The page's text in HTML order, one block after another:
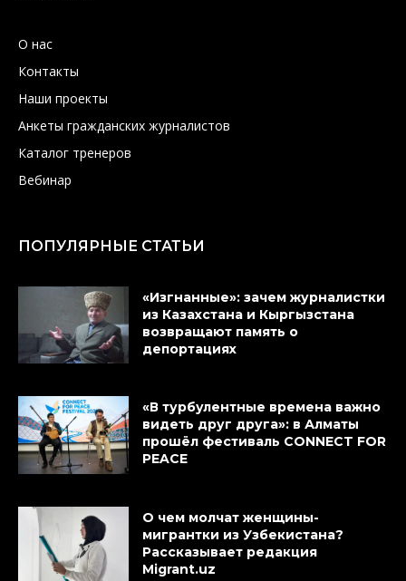
О нас
Контакты
Наши проекты
Анкеты гражданских журналистов
Каталог тренеров
Вебинар
ПОПУЛЯРНЫЕ СТАТЬИ
«Изгнанные»: зачем журналистки
из Казахстана и Кыргызстана
возвращают память о
депортациях
«В турбулентные времена важно
видеть друг друга»: в Алматы
прошёл фестиваль CONNECT FOR
PEACE
О чем молчат женщины-
мигрантки из Узбекистана?
Рассказывает редакция
Migrant.uz